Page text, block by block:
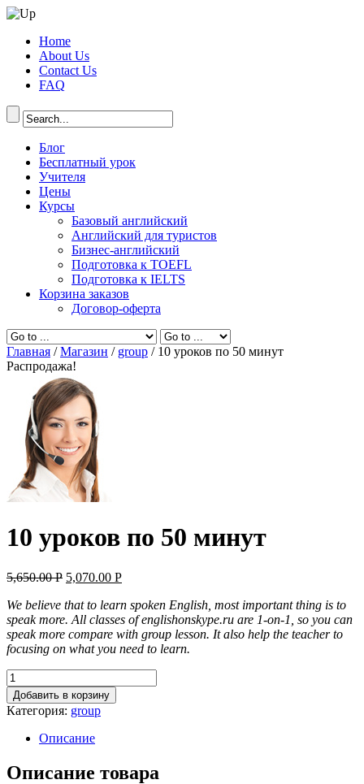
Home
About Us
Contact Us
FAQ
Блог
Бесплатный урок
Учителя
Цены
Курсы
Базовый английский
Английский для туристов
Бизнес-английский
Подготовка к TOEFL
Подготовка к IELTS
Корзина заказов
Договор-оферта
Главная /Магазин / group / 10 уроков по 50 минут
Распродажа!
10 уроков по 50 минут
5,650.00Р 5,070.00 Р
We believe that to learn spoken English, most important thing is to
speak more. All classes of englishonskype.ru are 1-on-1, so you can
speak more compare with group lesson. It also help the teacher to
focusing on what you need to learn.
Добавить в корзину
Категория: group
Описание
Описание товара